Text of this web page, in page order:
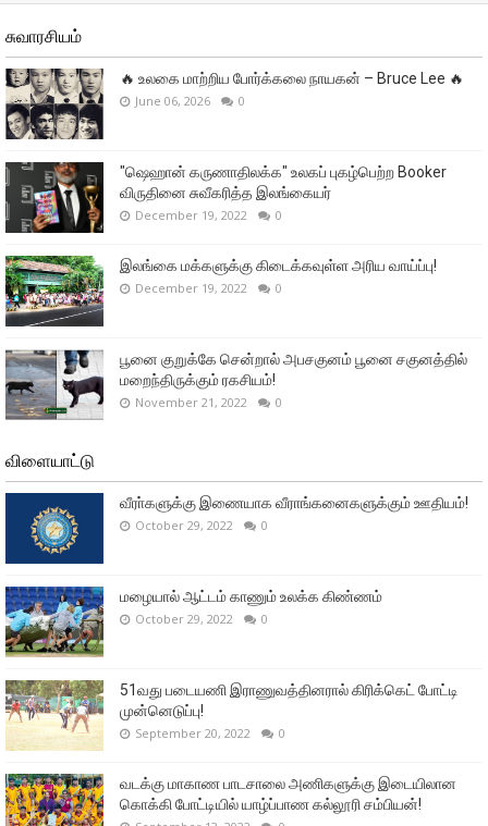
சுவாரசியம்
🔥 உலகை மாற்றிய போர்க்கலை நாயகன் – Bruce Lee 🔥
June 06, 2026 0
"ஷெஹான் கருணாதிலக்க" உலகப் புகழ்பெற்ற Booker
விருதினை சுவீகரித்த இலங்கையர்
December 19, 2022 0
இலங்கை மக்களுக்கு கிடைக்கவுள்ள அரிய வாய்ப்பு!
December 19, 2022 0
பூனை குறுக்கே சென்றால் அபசகுனம் பூனை சகுனத்தில்
மறைந்திருக்கும் ரகசியம்!
November 21, 2022 0
விளையாட்டு
வீரா்களுக்கு இணையாக வீராங்கனைகளுக்கும் ஊதியம்!
October 29, 2022 0
மழையால் ஆட்டம் காணும் உலக்க கிண்ணம்
October 29, 2022 0
51வது படையணி இராணுவத்தினரால் கிரிக்கெட் போட்டி
முன்னெடுப்பு!
September 20, 2022 0
வடக்கு மாகாண பாடசாலை அணிகளுக்கு இடையிலான
கொக்கி போட்டியில் யாழ்ப்பாண கல்லூரி சம்பியன்!